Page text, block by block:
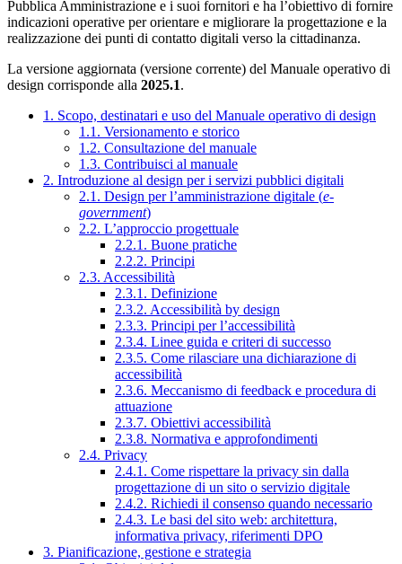
Pubblica Amministrazione e i suoi fornitori e ha l’obiettivo di fornire
indicazioni operative per orientare e migliorare la progettazione e la
realizzazione dei punti di contatto digitali verso la cittadinanza.
La versione aggiornata (versione corrente) del Manuale operativo di
design corrisponde alla 2025.1.
1. Scopo, destinatari e uso del Manuale operativo di design
1.1. Versionamento e storico
1.2. Consultazione del manuale
1.3. Contribuisci al manuale
2. Introduzione al design per i servizi pubblici digitali
2.1. Design per l’amministrazione digitale (e-
government)
2.2. L’approccio progettuale
2.2.1. Buone pratiche
2.2.2. Principi
2.3. Accessibilità
2.3.1. Definizione
2.3.2. Accessibilità by design
2.3.3. Principi per l’accessibilità
2.3.4. Linee guida e criteri di successo
2.3.5. Come rilasciare una dichiarazione di
accessibilità
2.3.6. Meccanismo di feedback e procedura di
attuazione
2.3.7. Obiettivi accessibilità
2.3.8. Normativa e approfondimenti
2.4. Privacy
2.4.1. Come rispettare la privacy sin dalla
progettazione di un sito o servizio digitale
2.4.2. Richiedi il consenso quando necessario
2.4.3. Le basi del sito web: architettura,
informativa privacy, riferimenti DPO
3. Pianificazione, gestione e strategia